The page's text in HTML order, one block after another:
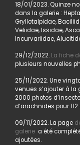
18/01/2023. Quinze
dans la galerie :
Gryllotalpidae,
Veliidae, Issidae,
Incurvariidae,
29/12/2022. La fiche
plusieurs nouvelles
25/11/2022. Une
venues s’ajouter à la
2000 photos
d’arachnides pour
09/11/2022. La page
galerie a été
ajoutées.